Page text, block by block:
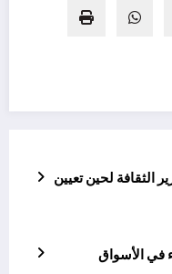
الثقافة لحين تعيين
في الأسواق